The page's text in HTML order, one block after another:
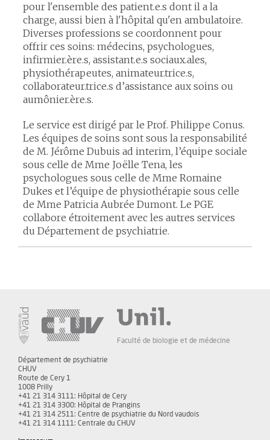
pour l'ensemble des patient.e.s dont il a la
charge, aussi bien à l'hôpital qu'en ambulatoire.
Diverses professions se coordonnent pour
offrir ces soins: médecins, psychologues,
infirmier.ère.s, assistant.e.s sociaux.ales,
physiothérapeutes, animateur.trice.s,
collaborateur.trice.s d’assistance aux soins ou
aumônier.ère.s.
Le service est dirigé par le Prof. Philippe Conus.
Les équipes de soins sont sous la responsabilité
de M. Jérôme Dubuis ad interim, l’équipe sociale
sous celle de Mme Joëlle Tena, les
psychologues sous celle de Mme Romaine
Dukes et l’équipe de physiothérapie sous celle
de Mme Patricia Aubrée Dumont. Le PGE
collabore étroitement avec les autres services
du Département de psychiatrie.
Faculté de biologie et de médecine
Département de psychiatrie
CHUV
Route de Cery 1
1008 Prilly
+41 21 314 3111: Hôpital de Cery
+41 21 314 3300: Hôpital de Prangins
+41 21 314 2511: Centre de psychiatrie du Nord vaudois
+41 21 314 1111: Centrale du CHUV